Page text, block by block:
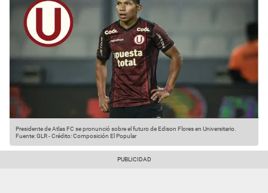
Presidente de Atlas FC se pronunció sobre el futuro de Edison Flores en Universitario.
Fuente: GLR-Crédito: Composición El Popular